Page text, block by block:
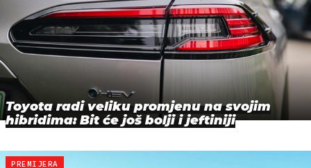
Toyota radi veliku promjenu na svojim
hibridima: Bit će još bolji i jeftiniji
PREMIJERA